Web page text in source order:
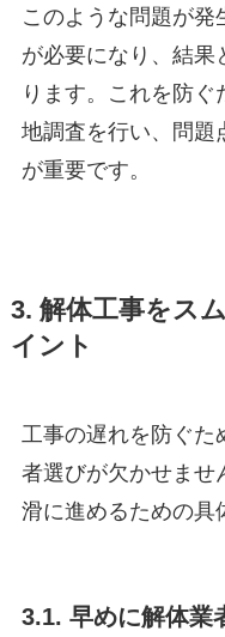
このような問題が発
が必要になり、結果
ります。これを防
地調査を行い、問題
が重要です。
3. 解体工事をス
イント
工事の遅れを防ぐた
者選びが欠かせませ
滑に進めるための具
3.1. 早めに解体業